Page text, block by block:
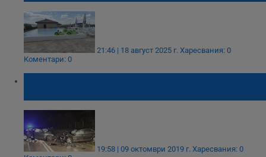
21:46 | 18 август 2025 г. Харесвания: 0
Коментари: 0
19:58 | 09 октомври 2019 г. Харесвания: 0